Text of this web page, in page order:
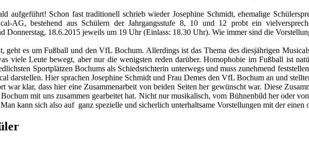
Schon fast traditionell schrieb wieder Josephine Schmidt, ehemalige
AG, bestehend aus Schülern der Jahrgangsstufe 8, 10 und 12 probt ein
Donnerstag, 18.6.2015 jeweils um 19 Uhr (Einlass: 18.30 Uhr). Wie immer sind die
geht es um Fußball und den VfL Bochum. Allerdings ist das Thema des diesjährigen
viele Leute bewegt, aber nur die wenigsten reden darüber. Homophobie im Fußball ist
Sportplätzen Bochums als Schiedsrichterin unterwegs und muss zunehmend
darstellen. Hier sprachen Josephine Schmidt und Frau Demes den VfL Bochum an und
klar, dass hier eine Zusammenarbeit von beiden Seiten her gewünscht war. Diese
mit uns zusammen gearbeitet hat. Nicht nur musikalisch, vom Bühnenbild her oder
kann sich also auf ganz spezielle und sicherlich unterhaltsame Vorstellungen mit der einen